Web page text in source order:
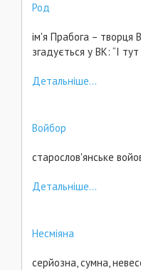
Род
ім'я Прабога – творця
згадується у ВК: “І
Детальніше...
Войбор
старослов'янське
Детальніше...
Несміяна
серйозна, сумна,